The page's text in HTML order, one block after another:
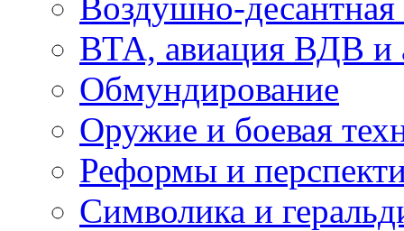
ВТА, авиация ВДВ и
Обмундирование
Оружие и боевая
Реформы и
Символика и